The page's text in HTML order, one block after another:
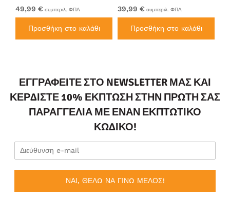
49,99 € συμπεριλ. ΦΠΑ
Προσθήκη στο καλάθι
39,99 € συμπεριλ. ΦΠΑ
Προσθήκη στο καλάθι
ΕΓΓΡΑΦΕΊΤΕ ΣΤΟ NEWSLETTER ΜΑΣ ΚΑΙ
ΚΕΡΔΊΣΤΕ 10% ΈΚΠΤΩΣΗ ΣΤΗΝ ΠΡΏΤΗ ΣΑΣ
ΠΑΡΑΓΓΕΛΊΑ ΜΕ ΈΝΑΝ ΕΚΠΤΩΤΙΚΌ
ΚΩΔΙΚΌ!
ΝΑΙ, ΘΕΛΩ ΝΑ ΓΙΝΩ ΜΕΛΟΣ!